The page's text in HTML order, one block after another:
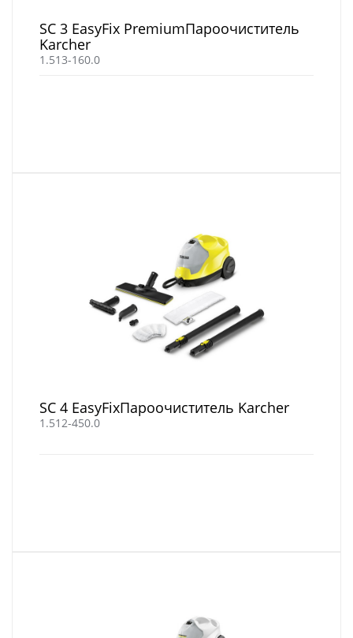
SC 3 EasyFix PremiumПароочиститель
Karcher
1.513-160.0
SC 4 EasyFixПароочиститель Karcher
1.512-450.0